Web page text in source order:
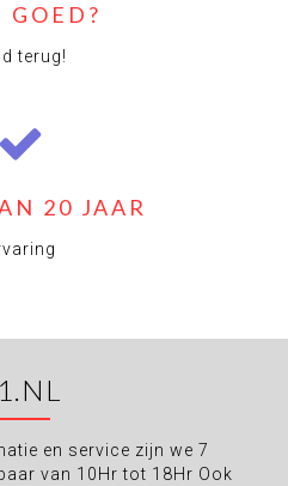
GOED?
terug!
20 JAAR
en service zijn we 7
van 10Hr tot 18Hr Ook